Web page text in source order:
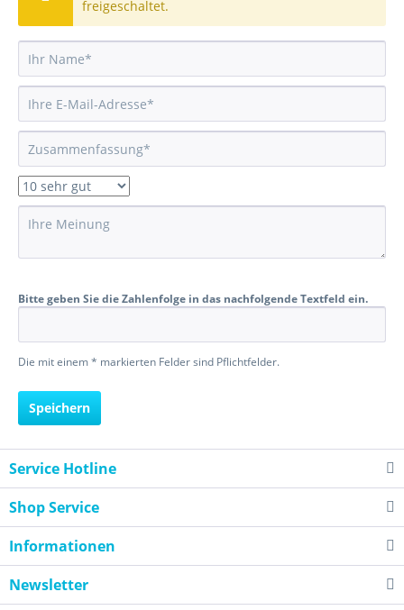
freigeschaltet.
Bitte geben Sie die Zahlenfolge in das nachfolgende Textfeld ein.
Die mit einem * markierten Felder sind Pflichtfelder.
Speichern
Service Hotline
Shop Service
Informationen
Newsletter